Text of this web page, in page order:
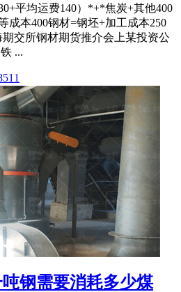
平均运费140）*+*焦炭+其他400
成本400钢材=钢坯+加工成本250
交所钢材期货推介会上某投资公
...
钢需要消耗多少煤